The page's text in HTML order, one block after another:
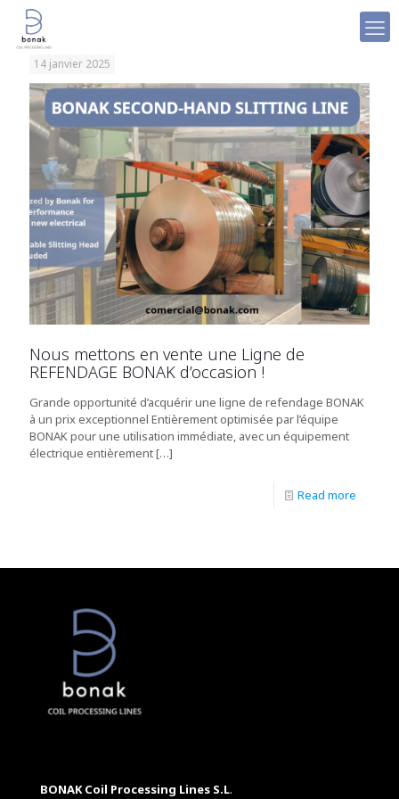
14 janvier 2025
Nous mettons en vente une Ligne de
REFENDAGE BONAK d’occasion !
Grande opportunité d’acquérir une ligne de refendage BONAK
à un prix exceptionnel Entièrement optimisée par l’équipe
BONAK pour une utilisation immédiate, avec un équipement
électrique entièrement[…]
Read more
BONAK Coil Processing Lines S.L.